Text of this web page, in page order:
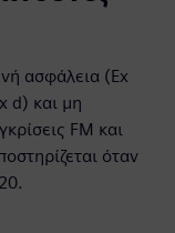
ασφάλεια (Ex
d) και μη
FM και
όταν